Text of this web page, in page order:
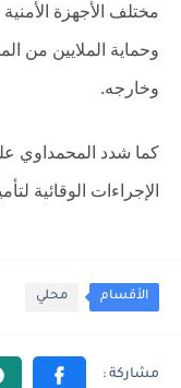
مختلف الأجهزة
وحماية الملايين من
وخارجه.
كما شدد المحمداوي
الإجراءات الوقائية
الأقسام محلي